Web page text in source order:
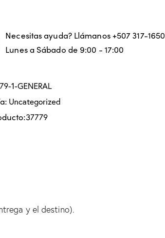
Necesitas ayuda? Llámanos +507 317-1650
Lunes a Sábado de 9:00 - 17:00
1-GENERAL
Uncategorized
37779
y el destino).